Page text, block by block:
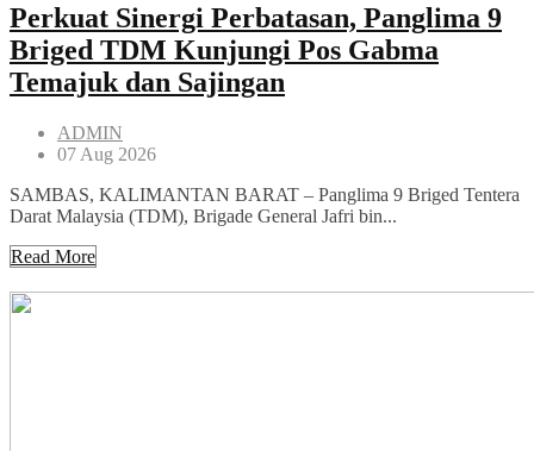
Perkuat Sinergi Perbatasan, Panglima 9
Briged TDM Kunjungi Pos Gabma
Temajuk dan Sajingan
ADMIN
07 Aug 2026
SAMBAS, KALIMANTAN BARAT – Panglima 9 Briged Tentera
Darat Malaysia (TDM), Brigade General Jafri bin...
Read More